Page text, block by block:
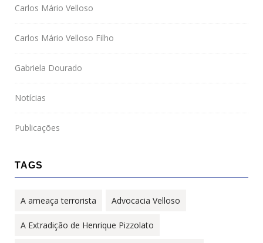
Carlos Mário Velloso
Carlos Mário Velloso Filho
Gabriela Dourado
Notícias
Publicações
TAGS
A ameaça terrorista Advocacia Velloso
A Extradição de Henrique Pizzolato